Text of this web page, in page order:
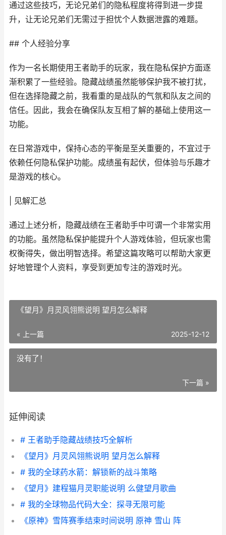
通过这些技巧，无论兄弟们的隐私程度将得到进一步提
升，让无论兄弟们无需过于担忧个人数据泄露的难题。
## 个人经验分享
作为一名长期使用王者助手的玩家，我在隐私保护方面逐
渐积累了一些经验。隐藏战绩虽然能够保护我不被打扰，
但在选择隐藏之前，我看重的是战队的气氛和队友之间的
信任。因此，我会在确保队友互相了解的基础上使用这一
功能。
在日常游戏中，保持心态的平衡是至关重要的，不宜过于
依赖任何隐私保护功能。成绩虽有起伏，但体验与乐趣才
是游戏的核心。
| 见解汇总
通过上述分析，隐藏战绩在王者助手中可谓一个非常实用
的功能。虽然隐私保护能提升个人游戏体验，但玩家也需
权衡得失，做出明智选择。希望这篇攻略可以帮助大家更
好地管理个人资料，享受到更加专注的游戏时光。
《望月》月灵风翎熊说明 望月怎么解释
« 上一篇 2025-12-12
没有了！
下一篇 »
延伸阅读
# 王者助手隐藏战绩技巧全解析
《望月》月灵风翎熊说明 望月怎么解释
# 我的全球药水箭：解锁新的战斗策略
《望月》建程猫月灵职能说明 么健望月歌曲
# 我的全球物品代码大全：探寻无限可能
《原神》雪阵赛季结束时间说明 原神 雪山 阵